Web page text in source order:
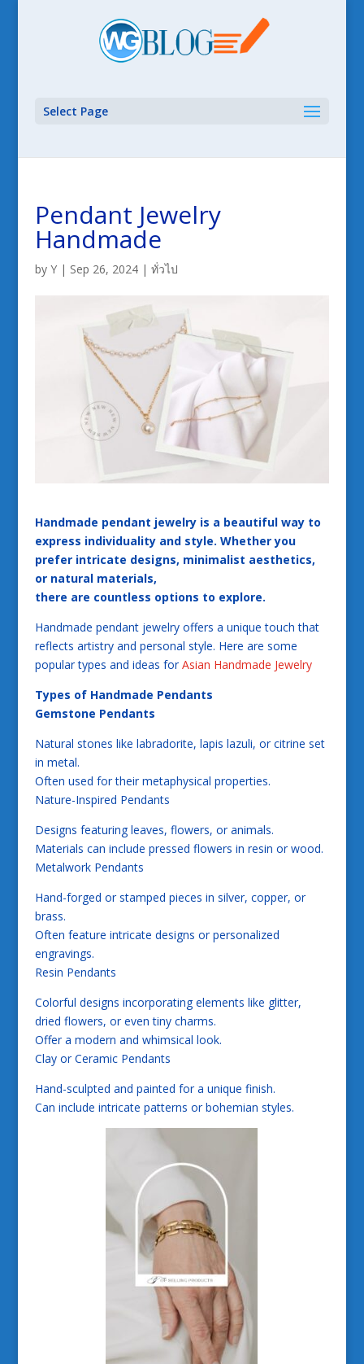
Select Page
Pendant Jewelry
Handmade
by Y| Sep 26, 2024| ทั่วไป
Handmade pendant jewelry is a beautiful way to
express individuality and style. Whether you
prefer intricate designs, minimalist aesthetics,
or natural materials,
there are countless options to explore.
Handmade pendant jewelry offers a unique touch that
reflects artistry and personal style. Here are some
popular types and ideas forAsian Handmade Jewelry
Types of Handmade Pendants
Gemstone Pendants
Natural stones like labradorite, lapis lazuli, or citrine set
in metal.
Often used for their metaphysical properties.
Nature-Inspired Pendants
Designs featuring leaves, flowers, or animals.
Materials can include pressed flowers in resin or wood.
Metalwork Pendants
Hand-forged or stamped pieces in silver, copper, or
brass.
Often feature intricate designs or personalized
engravings.
Resin Pendants
Colorful designs incorporating elements like glitter,
dried flowers, or even tiny charms.
Offer a modern and whimsical look.
Clay or Ceramic Pendants
Hand-sculpted and painted for a unique finish.
Can include intricate patterns or bohemian styles.